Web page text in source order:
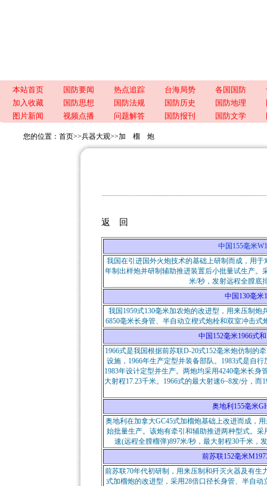
本站首页 国防要闻 热点追踪 台海局势 各国国防
加入收藏
国防思想 国防法规 国防历史 国防地理
图片新闻
视频点播 问题解答 国防报刊 国防文学
您的位置： 首页>>兵器大观>>加 榴 炮
返 回
中国155毫米
我国在引进国外火炮技术的基础上研制而成，用
年制出样炮并研制辅助推进装置后小批量试生产。
米/秒，发射远程全膛底
中国130毫米
我国1959式130毫米加农炮的改进型，用来压制
6850毫米长身管、半自动立楔式炮栓和双室冲击
中国152毫米1966式
1966式是我国根据前苏联D-20式152毫米炮仿制的
设施，1966年生产定型并装备部队。1983式是自
1983年设计定型并生产。两炮均采用4240毫米长
大射程17.23千米。1966式的最大射速6~8发/分，
奥地利155毫米
奥地利在加拿大GC45式加榴炮基础上改进而成，
始批量生产。该炮有牵引和辅助推进两种型式。
速(远程全膛榴弹)897米/秒，最大射程30千米，
前苏联152毫米
前苏联70年代初研制，用来压制和歼灭火器及有生
式加榴炮的改进型，采用28倍口径长身管、半自